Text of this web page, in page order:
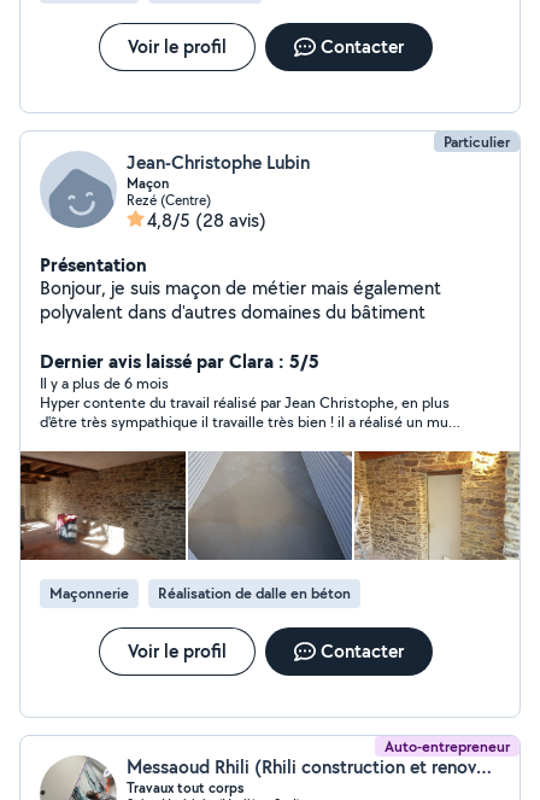
Voir le profil Contacter
Particulier
Jean-Christophe Lubin
Maçon
Rezé (Centre)
4,8/5 (28 avis)
Présentation
Bonjour, je suis maçon de métier mais également
polyvalent dans d'autres domaines du bâtiment
Dernier avis laissé par Clara : 5/5
Il y a plus de 6 mois
Hyper contente du travail réalisé par Jean Christophe, en plus
d'être très sympathique il travaille très bien ! il a réalisé un mur
au-dessus. encore merci, le travail est top!
Maçonnerie Réalisation de dalle en béton
Voir le profil Contacter
Auto-entrepreneur
Messaoud Rhili (Rhili construction et renovation)
Travaux tout corps